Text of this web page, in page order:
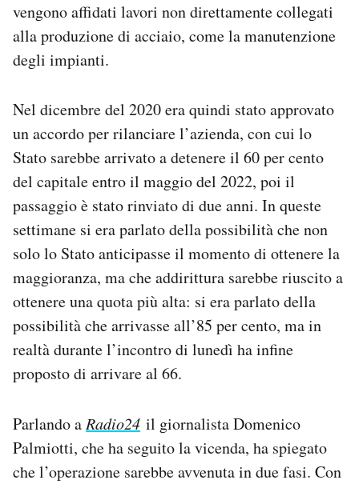
vengono affidati lavori non direttamente collegati
alla produzione di acciaio, come la manutenzione
degli impianti.
Nel dicembre del 2020 era quindi stato approvato
un accordo per rilanciare l’azienda, con cui lo
Stato sarebbe arrivato a detenere il 60 per cento
del capitale entro il maggio del 2022, poi il
passaggio è stato rinviato di due anni. In queste
settimane si era parlato della possibilità che non
solo lo Stato anticipasse il momento di ottenere la
maggioranza, ma che addirittura sarebbe riuscito a
ottenere una quota più alta: si era parlato della
possibilità che arrivasse all’85 per cento, ma in
realtà durante l’incontro di lunedì ha infine
proposto di arrivare al 66.
Parlando aRadio24 il giornalista Domenico
Palmiotti, che ha seguito la vicenda, ha spiegato
che l’operazione sarebbe avvenuta in due fasi. Con